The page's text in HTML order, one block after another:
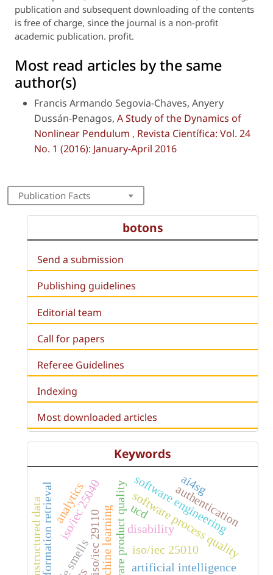
publication and subsequent downloading of the contents
is free of charge, since the journal is a non-profit
academic publication. profit.
Most read articles by the same
author(s)
Francis Armando Segovia-Chaves, Anyery
Dussán-Penagos, A Study of the Dynamics of
Nonlinear Pendulum , Revista Científica: Vol. 24
No. 1 (2016): January-April 2016
Publication Facts
botons
Send a submission
Publishing guidelines
Editorial team
Call for papers
Referee Guidelines
Indexing
Most downloaded articles
Keywords
artificial intelligence
software process quality
software product quality
iso/iec 29110 iso/iec 25010
iso/iec 25040machine learning
software engineering
authentication
disability
ucd
information retrieval
unstructured data analytics ai4sg